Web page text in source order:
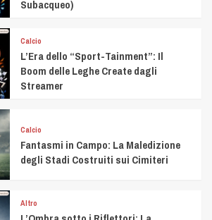
Subacqueo)
Calcio
L’Era dello “Sport-Tainment”: Il
Boom delle Leghe Create dagli
Streamer
Calcio
Fantasmi in Campo: La Maledizione
degli Stadi Costruiti sui Cimiteri
Altro